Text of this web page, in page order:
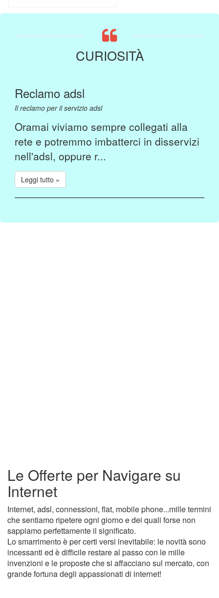
CURIOSITÀ
Reclamo adsl
Il reclamo per il servizio adsl
Oramai viviamo sempre collegati alla
rete e potremmo imbatterci in disservizi
nell'adsl, oppure r...
Leggi tutto »
Le Offerte per Navigare su
Internet
Internet, adsl, connessioni, flat, mobile phone...mille termini
che sentiamo ripetere ogni giorno e dei quali forse non
sappiamo perfettamente il significato.
Lo smarrimento è per certi versi inevitabile: le novità sono
incessanti ed è difficile restare al passo con le mille
invenzioni e le proposte che si affacciano sul mercato, con
grande fortuna degli appassionati di internet!